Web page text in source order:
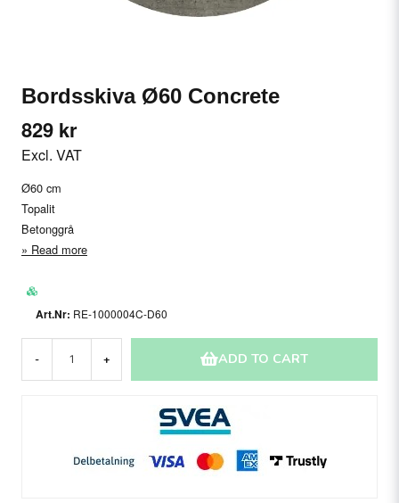
Bordsskiva Ø60 Concrete
829 kr
Excl. VAT
Ø60 cm
Topalit
Betonggrå
Read more
RE-1000004C-D60
- + ADD TO CART